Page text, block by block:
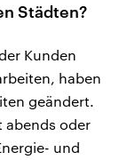
Städten?
Kunden
haben
geändert.
abends oder
und